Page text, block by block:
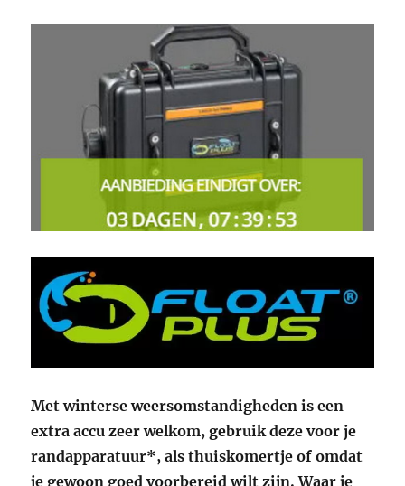
Met winterse weersomstandigheden is een
extra accu zeer welkom, gebruik deze voor je
randapparatuur*, als thuiskomertje of omdat
je gewoon goed voorbereid wilt zijn. Waar je